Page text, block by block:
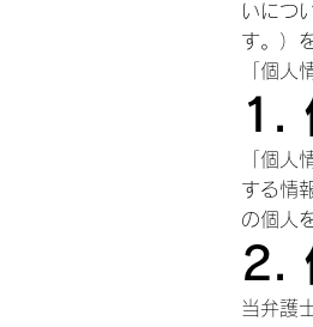
いにつ
す。）
「個人
1.
「個人
する情
の個人
2.
当弁護